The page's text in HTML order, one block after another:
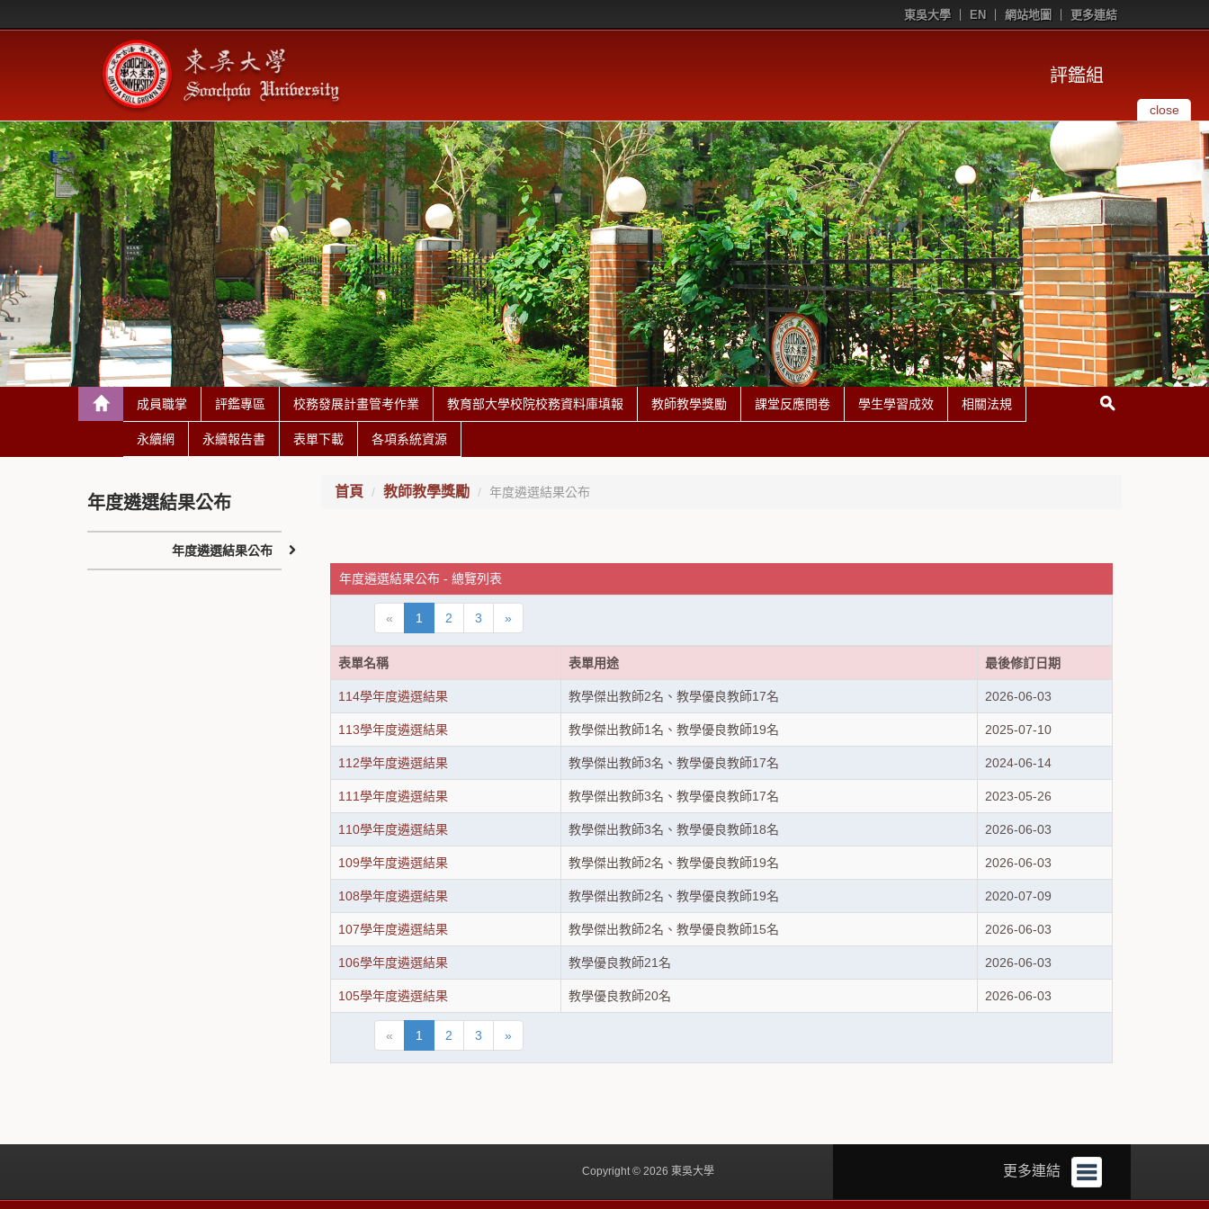
東吳大學 EN 網站地圖 更多連結
評鑑組
close
成員職掌 評鑑專區 校務發展計畫管考作業 教育部大學校院校務資料庫填報 教師教學獎勵 課堂反應問卷 學生學習成效 相關法規
永續網 永續報告書 表單下載 各項系統資源
首頁 教師教學獎勵 年度遴選結果公布
年度遴選結果公布 - 總覽列表
« 1 2 3 »
表單名稱 表單用途 最後修訂日期
114學年度遴選結果 教學傑出教師2名、教學優良教師17名 2026-06-03
113學年度遴選結果 教學傑出教師1名、教學優良教師19名 2025-07-10
112學年度遴選結果 教學傑出教師3名、教學優良教師17名 2024-06-14
111學年度遴選結果 教學傑出教師3名、教學優良教師17名 2023-05-26
110學年度遴選結果 教學傑出教師3名、教學優良教師18名 2026-06-03
109學年度遴選結果 教學傑出教師2名、教學優良教師19名 2026-06-03
108學年度遴選結果 教學傑出教師2名、教學優良教師19名 2020-07-09
107學年度遴選結果 教學傑出教師2名、教學優良教師15名 2026-06-03
106學年度遴選結果 教學優良教師21名 2026-06-03
105學年度遴選結果 教學優良教師20名 2026-06-03
« 1 2 3 »
年度遴選結果公布
年度遴選結果公布
更多連結
Copyright © 2026 東吳大學